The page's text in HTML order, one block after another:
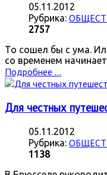
05.11.2012
Рубрика:
2757
То сошел бы с ума.
со временем
Подробнее ...
Для честных
05.11.2012
Рубрика:
1138